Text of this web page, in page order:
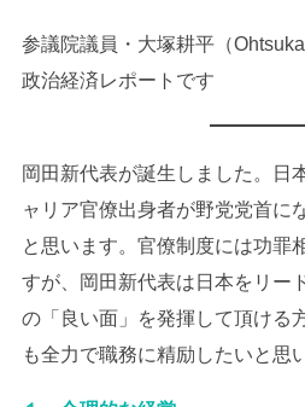
参議院議員・大塚耕平（
政治経済レポートです
岡田新代表が誕生しました。日
ャリア官僚出身者が野党党首に
と思います。官僚制度には功罪
すが、岡田新代表は日本をリー
の「良い面」を発揮して頂ける
も全力で職務に精励したいと思